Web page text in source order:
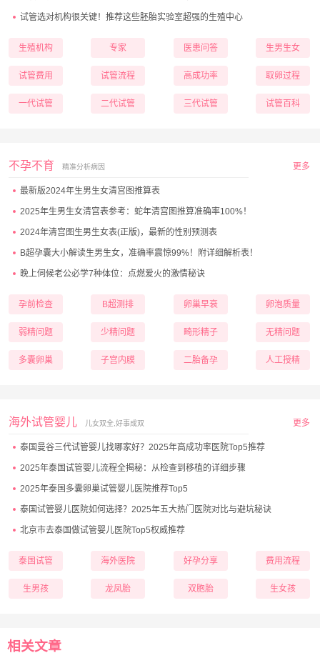
试管选对机构很关键！推荐这些胚胎实验室超强的生殖中心
生殖机构 专家 医患问答 生男生女
试管费用 试管流程 高成功率 取卵过程
一代试管 二代试管 三代试管 试管百科
不孕不育 精准分析病因 更多
最新版2024年生男生女清宫图推算表
2025年生男生女清宫表参考：蛇年清宫图推算准确率100%！
2024年清宫图生男生女表(正版)，最新的性别预测表
B超孕囊大小解读生男生女，准确率震惊99%！附详细解析表！
晚上伺候老公必学7种体位：点燃爱火的激情秘诀
孕前检查 B超测排 卵巢早衰 卵泡质量
弱精问题 少精问题 畸形精子 无精问题
多囊卵巢 子宫内膜 二胎备孕 人工授精
海外试管婴儿 儿女双全,好事成双 更多
泰国曼谷三代试管婴儿找哪家好？2025年高成功率医院Top5推荐
2025年泰国试管婴儿流程全揭秘：从检查到移植的详细步骤
2025年泰国多囊卵巢试管婴儿医院推荐Top5
泰国试管婴儿医院如何选择？2025年五大热门医院对比与避坑秘诀
北京市去泰国做试管婴儿医院Top5权威推荐
泰国试管 海外医院 好孕分享 费用流程
生男孩 龙凤胎 双胞胎 生女孩
相关文章